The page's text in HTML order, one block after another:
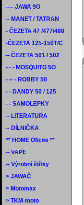
---- JAWA 9O
-- MANET / TATRAN
- ČEZETA 47 /477/488
-ČEZETA 125-150T/C
-- ČEZETA 501 / 502
- - - MOSQUITO 5O
- -- - ROBBY 50
- - DANDY 50 / 125
- - SAMOLEPKY
-- LITERATURA
-- DÍLNIČKA
** HOME Oficee **
-- VAPE
-- Výrobní štítky
> JAWAČ
> Motomax
> TKM-moto